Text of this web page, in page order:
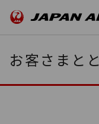
お客さまと